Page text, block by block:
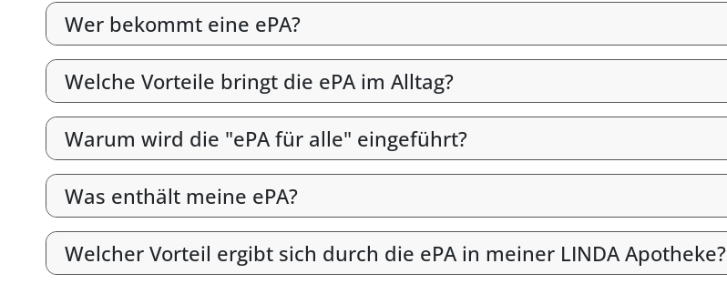
Wer bekommt eine ePA?
Welche Vorteile bringt die ePA im Alltag?
Warum wird die "ePA für alle" eingeführt?
Was enthält meine ePA?
Welcher Vorteil ergibt sich durch die ePA in meiner LINDA Apotheke?